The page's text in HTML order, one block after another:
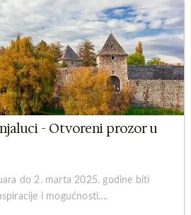
- Otvoreni prozor u
do 2. marta 2025. godine biti
i mogućnosti....